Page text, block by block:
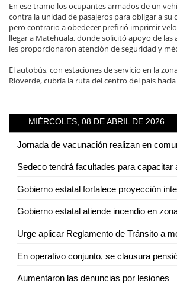
En ese tramo los ocupantes armados de un
contra la unidad de pasajeros para obligar a su
pero contrario a obedecer prefirió imprimir
llegar a Matehuala, donde solicitó apoyo de las
les proporcionaron atención de seguridad y
El autobús, con estaciones de servicio en la
Rioverde, cubría la ruta del centro del país
MIÉRCOLES, 08 DE ABRIL DE 2026
Jornada de vacunación realizan en
Gobierno estatal atiende incendio en
Urge aplicar Reglamento de Tránsito a
Aumentaron las denuncias por lesiones